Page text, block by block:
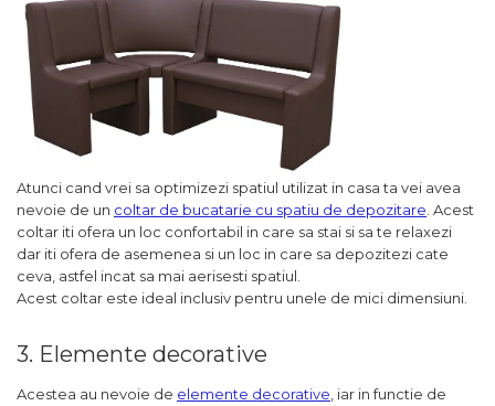
Atunci cand vrei sa optimizezi spatiul utilizat in casa ta vei avea
nevoie de un coltar de bucatarie cu spatiu de depozitare. Acest
coltar iti ofera un loc confortabil in care sa stai si sa te relaxezi
dar iti ofera de asemenea si un loc in care sa depozitezi cate
ceva, astfel incat sa mai aerisesti spatiul.
Acest coltar este ideal inclusiv pentru unele de mici dimensiuni.
3. Elemente decorative
Acestea au nevoie de elemente decorative, iar in functie de